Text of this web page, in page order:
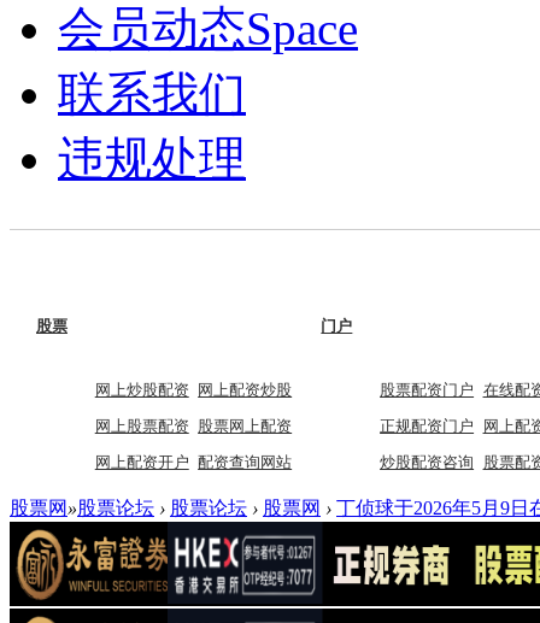
会员动态Space
联系我们
违规处理
股票
网上炒股配资
网上配资炒股
网上股票配资
股票网上配资
网上配资开户 配资查询网站
门户
股票配资门户 在线配
正规配资门户
网上配
炒股配资咨询
股票配
股票网 »股票论坛 › 股票论坛 › 股票网 › 丁侦球于2026年5月9日